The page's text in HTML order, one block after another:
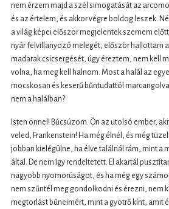
nem érzem majd a szél simogatását az
és az értelem, és akkor végre boldog leszek.
a világ képei először megjelentek szemem
nyár felvillanyozó melegét, először hallottam
madarak csicsergését, úgy éreztem, nem kell
volna, ha meg kell halnom. Most a halál az
mocskosan és keserű bűntudattól
nem a halálban?
Isten önnel! Búcsúzom. Ön az utolsó ember,
veled, Frankenstein! Ha még élnél, és még
jobban kielégülne, ha élve találnál rám, mint a
által. De nem így rendeltetett. El akartál
nagyobb nyomorúságot, és ha még egy
nem szűntél meg gondolkodni és érezni, nem
megtorlást bűneimért, mint a gyötrő kínt, amit